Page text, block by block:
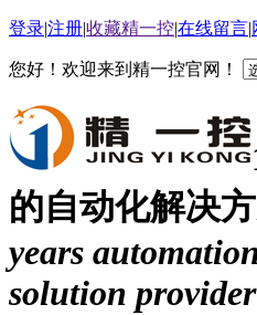
登录|注册|收藏精一控|在线留言|
您好！欢迎来到精一控官网！
的自动化解决
years
solution provider